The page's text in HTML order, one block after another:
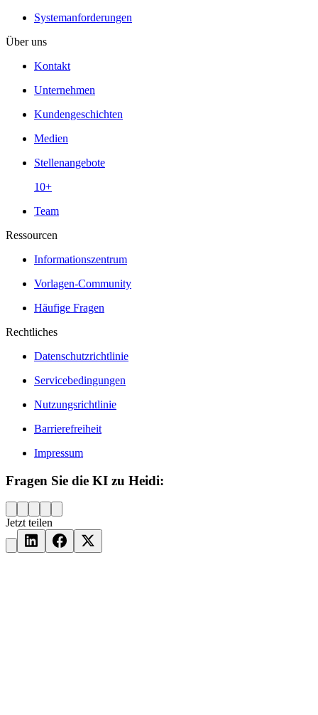
Systemanforderungen
Über uns
Kontakt
Unternehmen
Kundengeschichten
Medien
Stellenangebote
10+
Team
Ressourcen
Informationszentrum
Vorlagen-Community
Häufige Fragen
Rechtliches
Datenschutzrichtlinie
Servicebedingungen
Nutzungsrichtlinie
Barrierefreiheit
Impressum
Fragen Sie die KI zu Heidi:
Jetzt teilen